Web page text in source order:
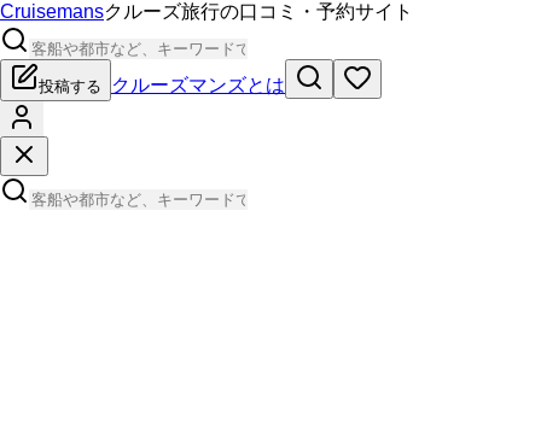
Cruisemansクルーズ旅行の口コミ・予約サイト
投稿する クルーズマンズとは